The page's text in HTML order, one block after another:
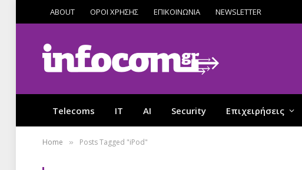
ABOUT ΟΡΟΙ ΧΡΗΣΗΣ ΕΠΙΚΟΙΝΩΝΙΑ NEWSLETTER
Telecoms IT AI Security Επιχειρήσεις
Home » Posts Tagged "iPod"